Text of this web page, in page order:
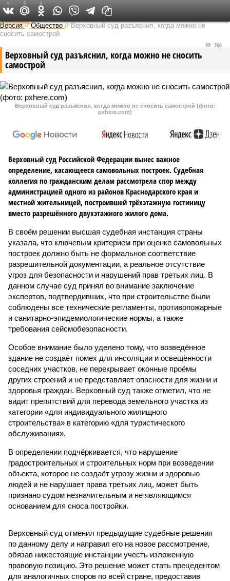
Федеральный выпуск
Версия //Общество //Верховный суд разъяснил, когда можно не
сносить самострой
Верховный суд разъяснил, когда можно не сносить
самострой
766
Верховный суд разъяснил, когда можно не сносить самострой (фото:
pxhere.com)
Верховный суд Российской Федерации вынес важное
определение, касающееся самовольных построек. Судебная
коллегия по гражданским делам рассмотрела спор между
администрацией одного из районов Краснодарского края и
местной жительницей, построившей трёхэтажную гостиницу
вместо разрешённого двухэтажного жилого дома.
В своём решении высшая судебная инстанция страны
указала, что ключевым критерием при оценке самовольных
построек должно быть не формальное соответствие
разрешительной документации, а реальное отсутствие
угроз для безопасности и нарушений прав третьих лиц. В
данном случае суд принял во внимание заключение
экспертов, подтвердивших, что при строительстве были
соблюдены все технические регламенты, противопожарные
и санитарно-эпидемиологические нормы, а также
требования сейсмобезопасности.
Особое внимание было уделено тому, что возведённое
здание не создаёт помех для инсоляции и освещённости
соседних участков, не перекрывает оконные проёмы
других строений и не представляет опасности для жизни и
здоровья граждан. Верховный суд также отметил, что не
видит препятствий для перевода земельного участка из
категории «для индивидуального жилищного
строительства» в категорию «для туристического
обслуживания».
В определении подчёркивается, что нарушение
градостроительных и строительных норм при возведении
объекта, которое не создаёт угрозу жизни и здоровью
людей и не нарушает права третьих лиц, может быть
признано судом незначительным и не являющимся
основанием для сноса постройки.
Верховный суд отменил предыдущие судебные решения
по данному делу и направил его на новое рассмотрение,
обязав нижестоящие инстанции учесть изложенную
правовую позицию. Это решение может стать прецедентом
для аналогичных споров по всей стране, предоставив
0 0 0